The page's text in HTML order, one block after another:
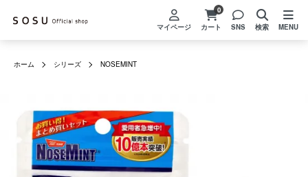
マイページ
0
カート
SNS 検索 MENU
ホーム シリーズ NOSEMINT